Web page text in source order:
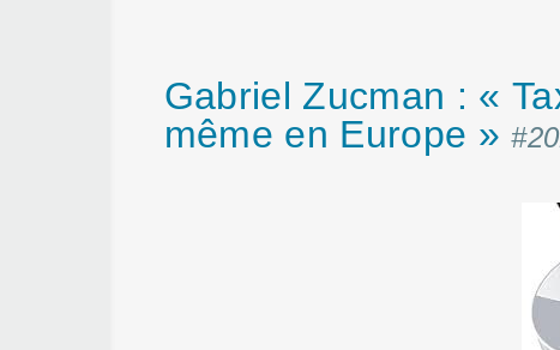
Gabriel Zucman : «
même en Europe »